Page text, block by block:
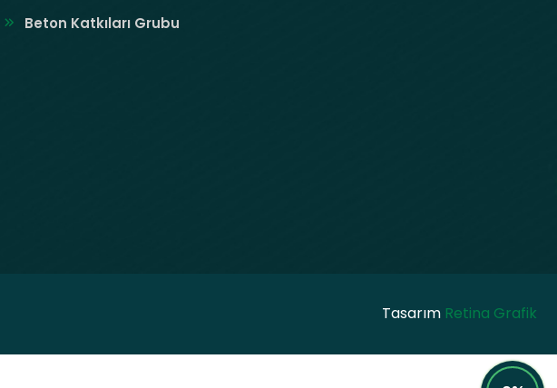
Beton Katkıları Grubu
Tasarım Retina Grafik